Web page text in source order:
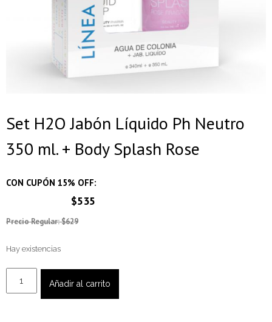
Set H2O Jabón Líquido Ph Neutro
350 ml. + Body Splash Rose
CON CUPÓN 15% OFF:
$535
Precio Regular: $629
Hay existencias
Añadir al carrito